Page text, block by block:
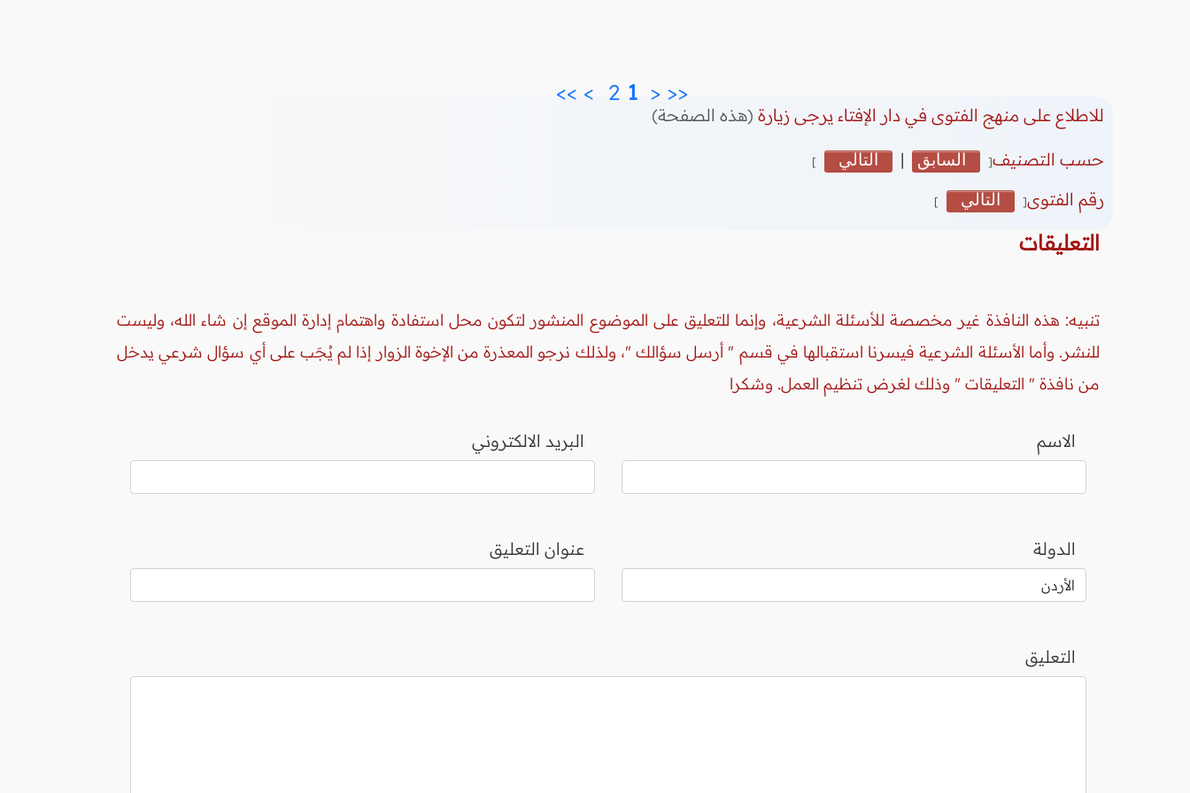
<<
<
2
>
>>
للاطلاع على منهج الفتوى في دار الإفتاء يرجى زيارة (هذه الصفحة)
حسب التصنيف[ السابق | التالي ]
رقم الفتوى[ التالي ]
التعليقات
تنبيه: هذه النافذة غير مخصصة للأسئلة الشرعية، وإنما للتعليق على الموضوع المنشور لتكون محل استفادة واهتمام إدارة الموقع إن شاء الله، وليست
للنشر. وأما الأسئلة الشرعية فيسرنا استقبالها في قسم " أرسل سؤالك "، ولذلك نرجو المعذرة من الإخوة الزوار إذا لم يُجَب على أي سؤال شرعي يدخل
من نافذة " التعليقات " وذلك لغرض تنظيم العمل. وشكرا
الاسم البريد الالكتروني
الدولة عنوان التعليق
التعليق